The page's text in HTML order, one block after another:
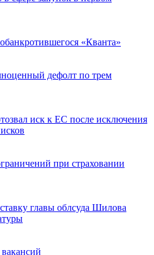
«Кванта»
дефолт по трем
иск к ЕС после исключения
при страховании
главы облсуда Шилова